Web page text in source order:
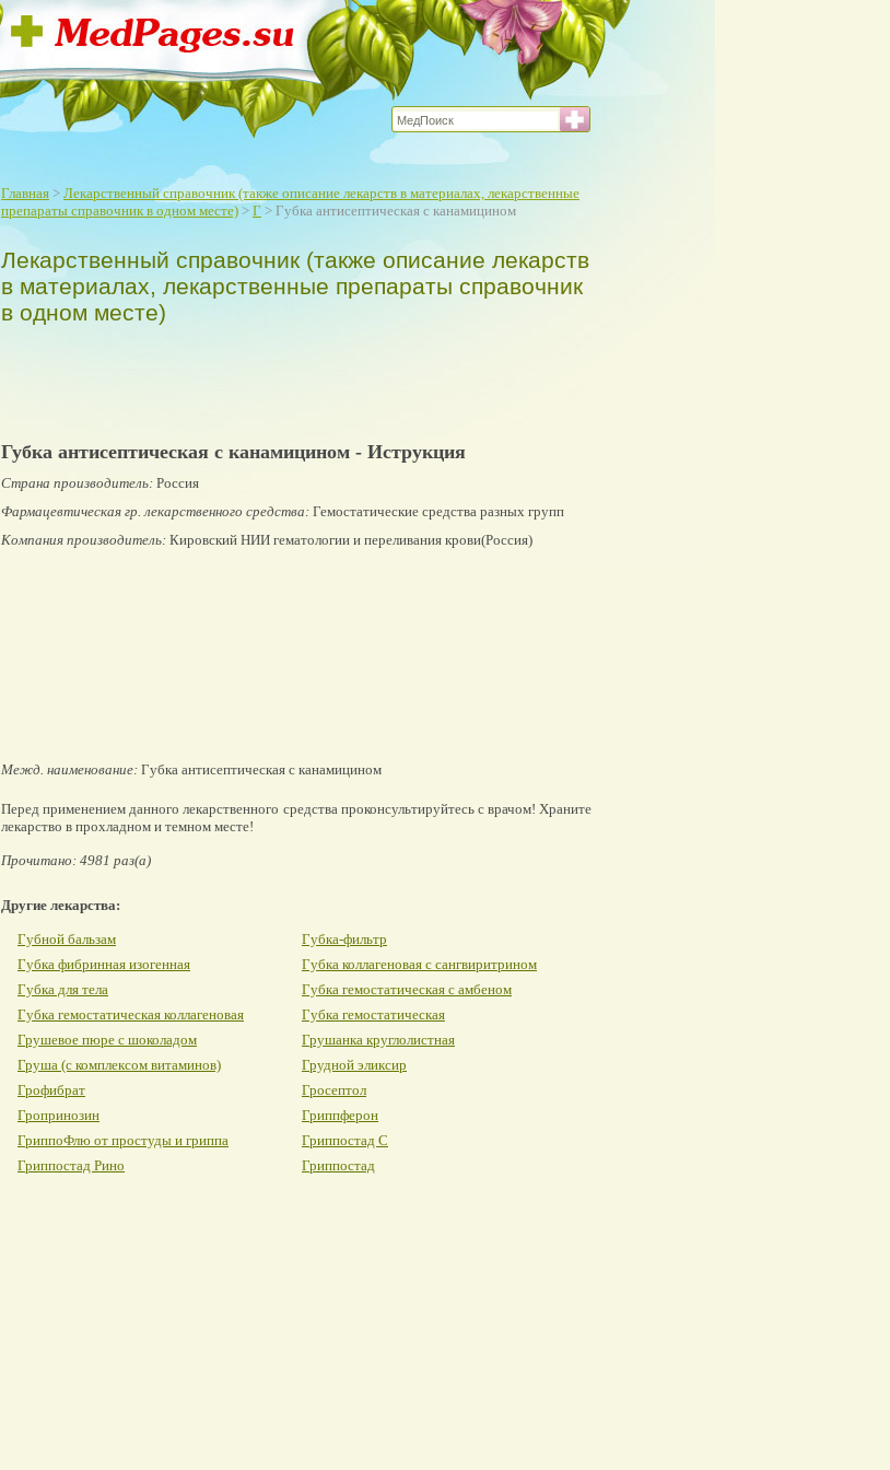
Главная > Лекарственный справочник (также описание лекарств в материалах, лекарственные
препараты справочник в одном месте) > Г > Губка антисептическая с канамицином
Лекарственный справочник (также описание лекарств
в материалах, лекарственные препараты справочник
в одном месте)
Губка антисептическая с канамицином - Иструкция
Страна производитель: Россия
Фармацевтическая гр. лекарственного средства: Гемостатические средства разных групп
Компания производитель: Кировский НИИ гематологии и переливания крови(Россия)
Межд. наименование: Губка антисептическая с канамицином
Перед применением данного лекарственного средства проконсультируйтесь с врачом! Храните
лекарство в прохладном и темном месте!
Прочитано: 4981 раз(а)
Другие лекарства:
Губной бальзам
Губка-фильтр
Губка фибринная изогенная
Губка коллагеновая с сангвиритрином
Губка для тела
Губка гемостатическая с амбеном
Губка гемостатическая коллагеновая
Губка гемостатическая
Грушевое пюре с шоколадом
Грушанка круглолистная
Груша (с комплексом витаминов)
Грудной эликсир
Грофибрат
Гросептол
Гропринозин
Гриппферон
ГриппоФлю от простуды и гриппа
Гриппостад С
Гриппостад Рино
Гриппостад